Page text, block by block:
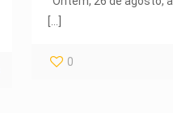
0